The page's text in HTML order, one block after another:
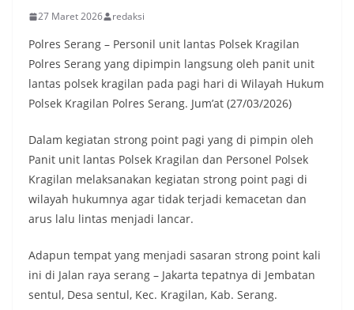
27 Maret 2026 redaksi
Polres Serang – Personil unit lantas Polsek Kragilan
Polres Serang yang dipimpin langsung oleh panit unit
lantas polsek kragilan pada pagi hari di Wilayah Hukum
Polsek Kragilan Polres Serang. Jum’at (27/03/2026)
Dalam kegiatan strong point pagi yang di pimpin oleh
Panit unit lantas Polsek Kragilan dan Personel Polsek
Kragilan melaksanakan kegiatan strong point pagi di
wilayah hukumnya agar tidak terjadi kemacetan dan
arus lalu lintas menjadi lancar.
Adapun tempat yang menjadi sasaran strong point kali
ini di Jalan raya serang – Jakarta tepatnya di Jembatan
sentul, Desa sentul, Kec. Kragilan, Kab. Serang.